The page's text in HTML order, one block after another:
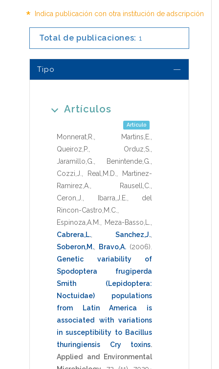
* Indica publicación con otra institución de adscripción
Total de publicaciones: 1
Tipo
Artículos
Artículo
Monnerat,R. Martins,E.
Queiroz,P.
Orduz,S.
Jaramillo,G.
Benintende,G.
Cozzi,J.
Real,M.D.
Martinez-
Ramirez,A.
Rausell,C.
Ceron,J.
Ibarra,J.E.
del
Rincon-Castro,M.C.
Espinoza,A.M.
Meza-Basso,L.
Cabrera,L.
Sanchez,J.
Soberon,M.
Bravo,A. (2006)
Genetic variability of
Spodoptera frugiperda
Smith (Lepidoptera:
Noctuidae) populations
from Latin America is
associated with variations
in susceptibility to Bacillus
thuringiensis Cry toxins.
Applied and Environmental